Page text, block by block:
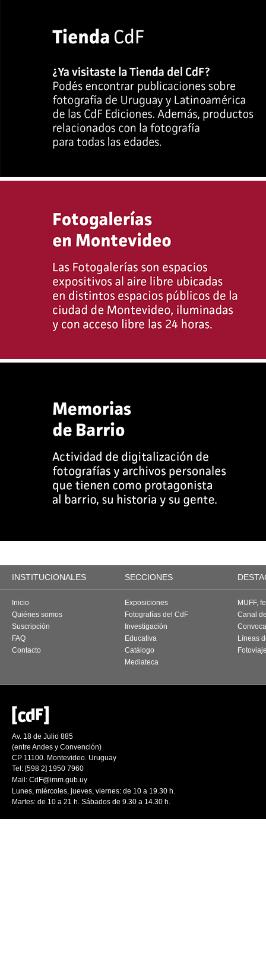
INSTITUCIONALES SECCIONES
Inicio
Quiénes somos
Suscripción
FAQ
Contacto
Exposiciones
Fotografías del CdF
Investigación
Educativa
Catálogo
Mediateca
MUFF,
Canal
Líneas
Av. 18 de Julio 885
(entre Andes y Convención)
CP 11100. Montevideo. Uruguay
Tel: [598 2] 1950 7960
Mail: CdF@imm.gub.uy
Lunes, miércoles, jueves, viernes: de 10 a 19.30 h.
Martes: de 10 a 21 h. Sábados de 9.30 a 14.30 h.